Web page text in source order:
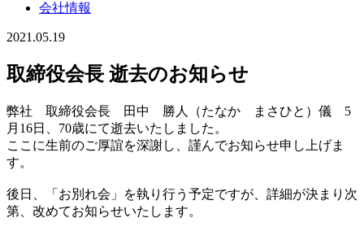
会社情報
2021.05.19
取締役会長 逝去のお知らせ
弊社 取締役会長 田中 勝人（たなか まさひと）儀 5
月16日、70歳にて逝去いたしました。
ここに生前のご厚誼を深謝し、謹んでお知らせ申し上げま
す。
後日、「お別れ会」を執り行う予定ですが、詳細が決まり次
第、改めてお知らせいたします。